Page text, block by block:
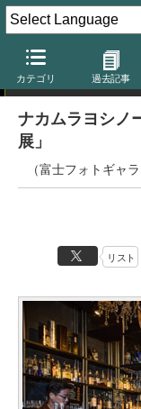
カテゴリ 過去記事
写真展
ナカムラヨシノ
展」
（富士フォトギャ
リスト